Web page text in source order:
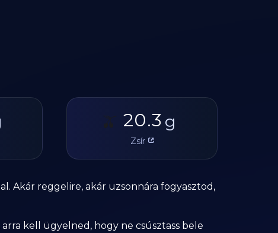
🫒 20.3 g
Zsír
Akár reggelire, akár uzsonnára fogyasztod,
kell ügyelned, hogy ne csúsztass bele